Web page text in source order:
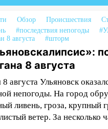
в Ульяновской
более 100
зерна
В колледжи и
области
10 тысяч заявлений
Фоторепортаж с
после
деревья и
улицы
Обзор Происшествия
#последствия непогоды
8 августа
#шторм
8 августа
августа Ульяновск
непогоды. На город
ливень, гроза, крупный
ветер. За несколько